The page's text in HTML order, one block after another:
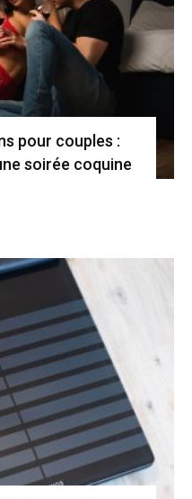
pour couples :
soirée coquine